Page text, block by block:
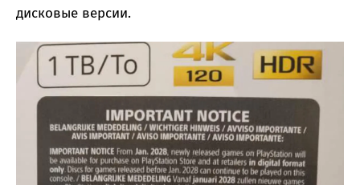
дисковые версии.